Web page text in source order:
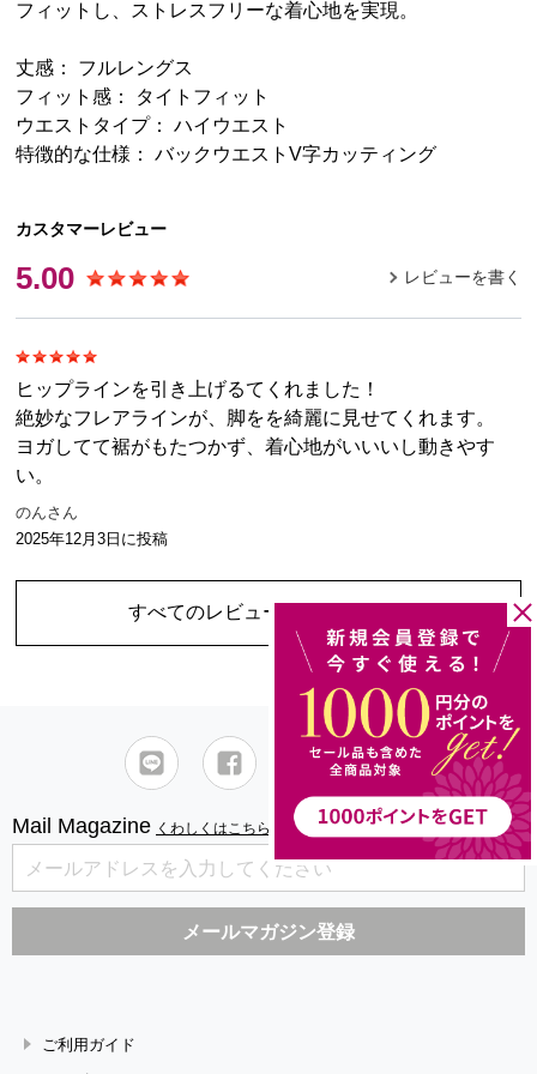
フィットし、ストレスフリーな着心地を実現。
丈感： フルレングス
フィット感： タイトフィット
ウエストタイプ： ハイウエスト
特徴的な仕様： バックウエストV字カッティング
カスタマーレビュー
5.00 レビューを書く
ヒップラインを引き上げるてくれました！
絶妙なフレアラインが、脚をを綺麗に見せてくれます。
ヨガしてて裾がもたつかず、着心地がいいいし動きやす
い。
のんさん
2025年12月3日 に投稿
すべてのレビューを見る
Mail Magazine くわしくはこちら
ご利用ガイド